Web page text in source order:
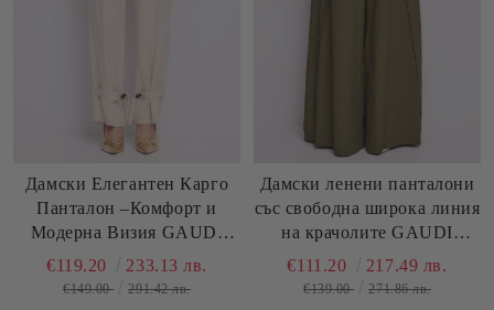
Дамски Елегантен Карго
Панталон –Комфорт и
Модерна Визия GAUDI
(SKU) 611FD25006
€119.20 233.13 лв.
€149.00 291.42 лв.
Дамски ленени панталони
със свободна широка линия
на крачолите GAUDI
(SKU) 611FD25036
€111.20 217.49 лв.
€139.00 271.86 лв.